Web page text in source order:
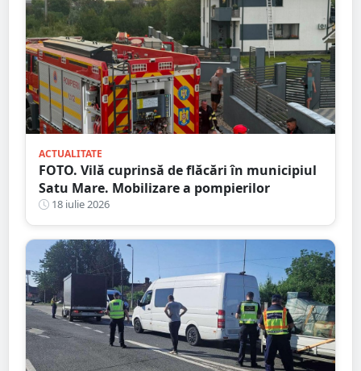
ACTUALITATE
FOTO. Vilă cuprinsă de flăcări în municipiul
Satu Mare. Mobilizare a pompierilor
18 iulie 2026